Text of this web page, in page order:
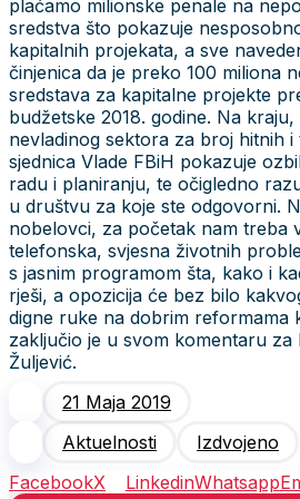
plaćamo milionske penale na
sredstva što pokazuje
kapitalnih projekata, a sve
činjenica da je preko 100 miliona
sredstava za kapitalne projekte
budžetske 2018. godine. Na kraju,
nevladinog sektora za broj hitnih i
sjednica Vlade FBiH pokazuje
radu i planiranju, te očigledno
u društvu za koje ste odgovorni.
nobelovci, za početak nam treba
telefonska, svjesna životnih
s jasnim programom šta, kako i
rješi, a opozicija će bez bilo
digne ruke na dobrim reformama
zaključio je u svom komentaru za
Žuljević.
21 Maja 2019
Aktuelnosti
Izdvojeno
FacebookX LinkedinWhatsapp